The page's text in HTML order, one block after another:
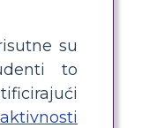
su
to
aktivnosti